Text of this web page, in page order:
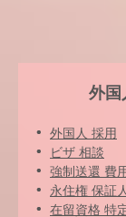
外国
外国人 採用
ビザ 相談
強制送還 費
永住権 保証人
在留資格 特